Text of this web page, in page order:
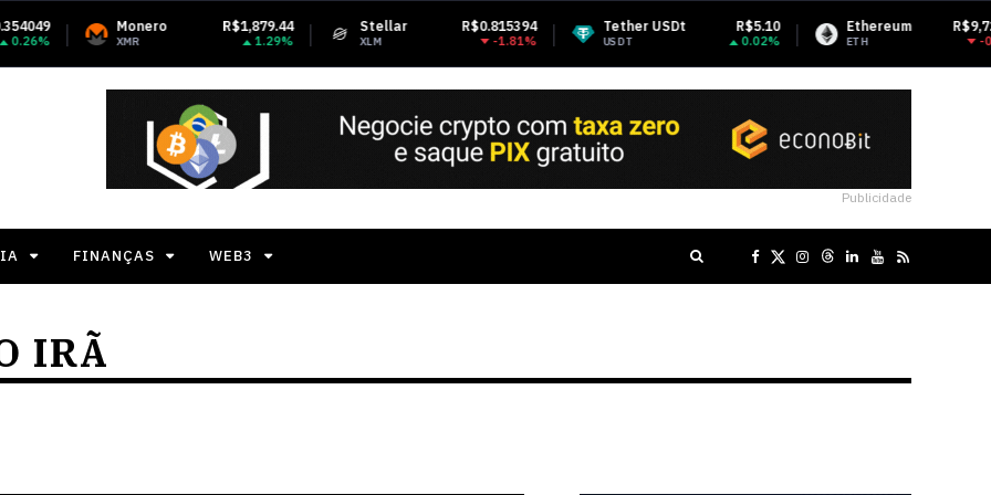
Monero R$1,879.44
XMR
Stellar R$0.815394
XLM
Tether USDt R$5.10
USDT
Ethereum R$9,728.14
ETH
Publicidade
FINANÇAS WEB3
IRÃ